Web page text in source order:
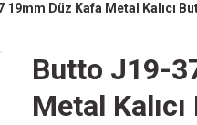
Düz Kafa Metal Kalıcı
Butto J19-
Metal